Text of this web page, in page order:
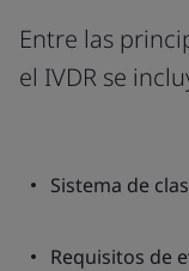
Entre las
el IVDR se
Sistema de
Requisitos de